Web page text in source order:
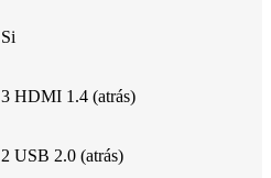
Si
3 HDMI 1.4 (atrás)
2 USB 2.0 (atrás)